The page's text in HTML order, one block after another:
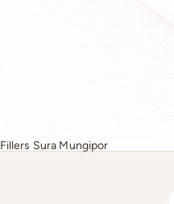
Fillers Sura Mungipor